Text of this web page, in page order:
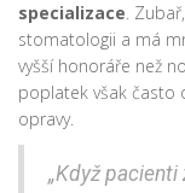
specializace.
stomatologii a má
vyšší honoráře než
poplatek však často
opravy.
„Když pacienti